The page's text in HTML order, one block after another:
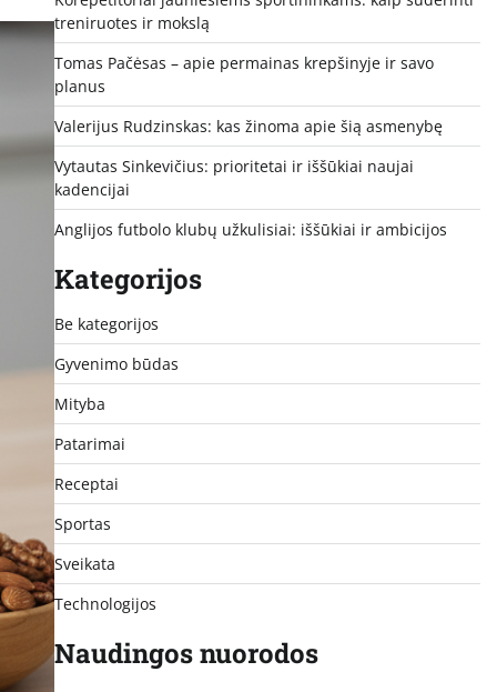
treniruotes ir mokslą
Tomas Pačėsas – apie permainas krepšinyje ir savo
planus
Valerijus Rudzinskas: kas žinoma apie šią asmenybę
Vytautas Sinkevičius: prioritetai ir iššūkiai naujai
kadencijai
Anglijos futbolo klubų užkulisiai: iššūkiai ir ambicijos
Kategorijos
Be kategorijos
Gyvenimo būdas
Mityba
Patarimai
Receptai
Sportas
Sveikata
Technologijos
Naudingos nuorodos